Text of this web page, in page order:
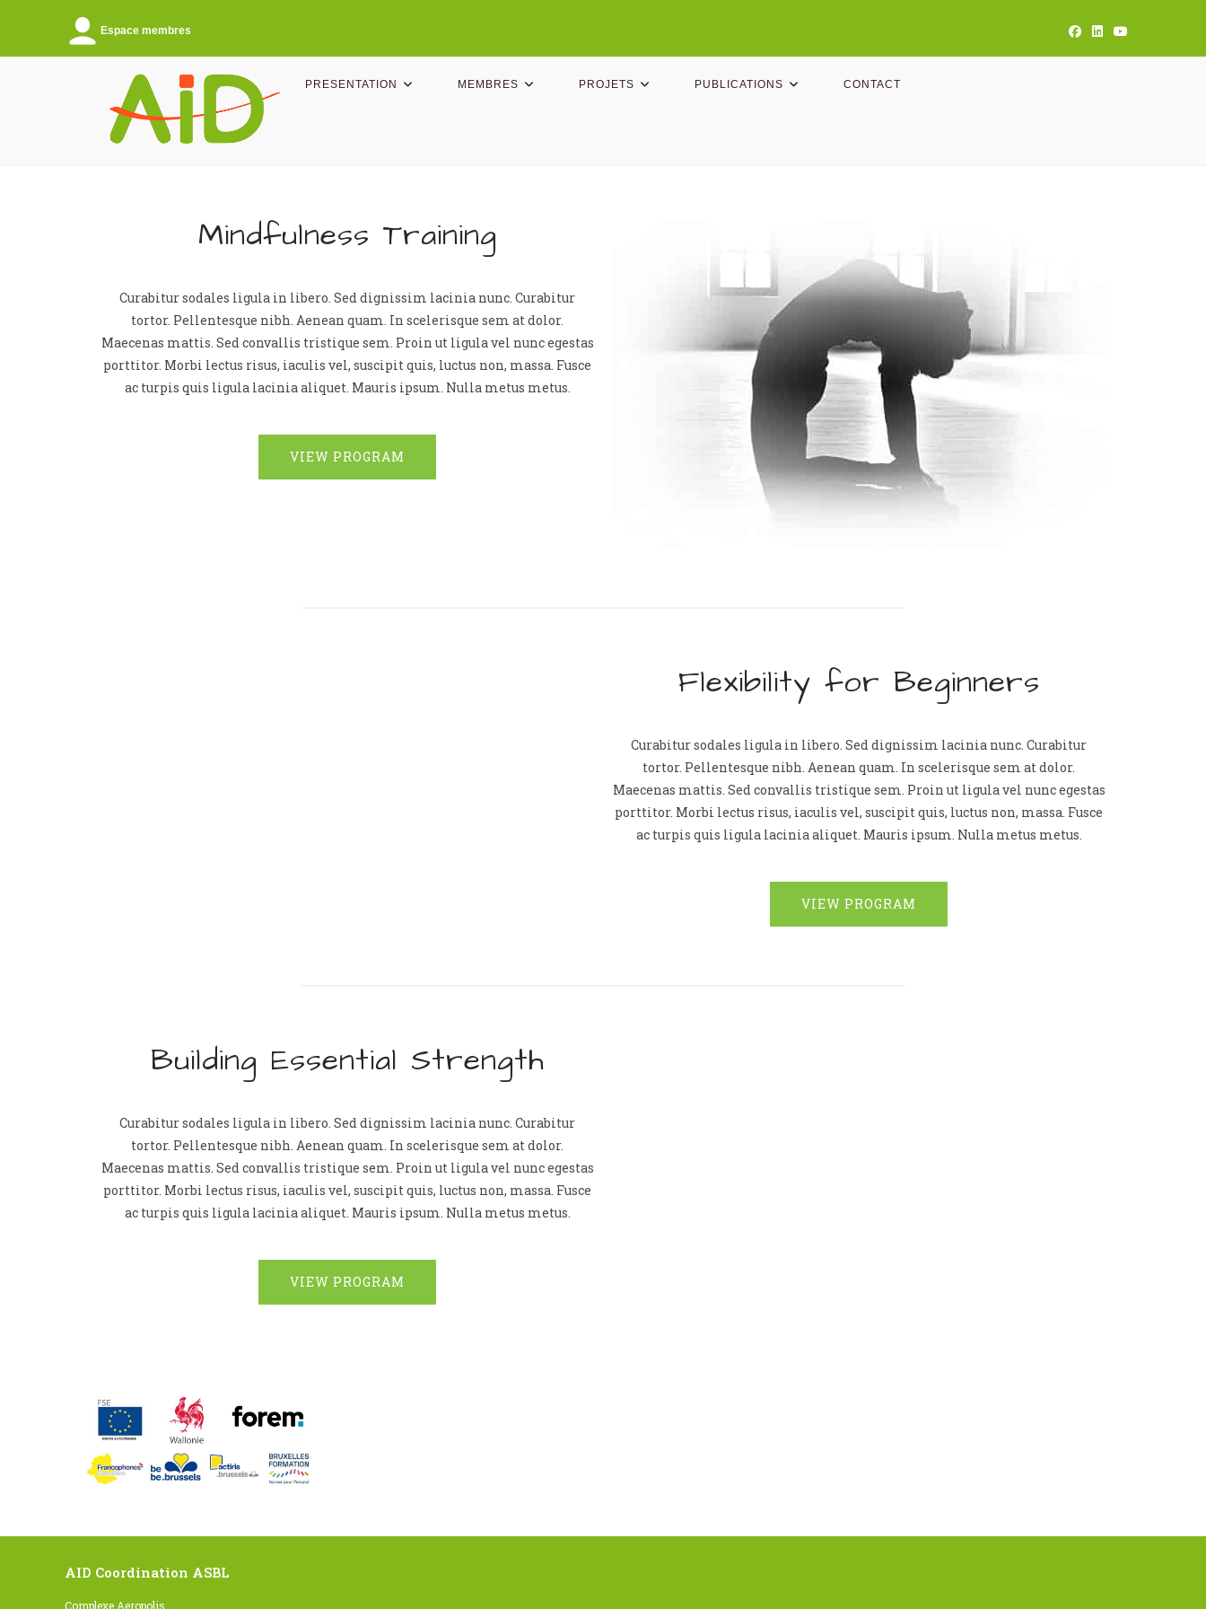
Espace membres
PRESENTATION MEMBRES PROJETS PUBLICATIONS CONTACT
Mindfulness Training
Curabitur sodales ligula in libero. Sed dignissim lacinia nunc. Curabitur
tortor. Pellentesque nibh. Aenean quam. In scelerisque sem at dolor.
Maecenas mattis. Sed convallis tristique sem. Proin ut ligula vel nunc egestas
porttitor. Morbi lectus risus, iaculis vel, suscipit quis, luctus non, massa. Fusce
ac turpis quis ligula lacinia aliquet. Mauris ipsum. Nulla metus metus.
VIEW PROGRAM
Flexibility for Beginners
Curabitur sodales ligula in libero. Sed dignissim lacinia nunc. Curabitur
tortor. Pellentesque nibh. Aenean quam. In scelerisque sem at dolor.
Maecenas mattis. Sed convallis tristique sem. Proin ut ligula vel nunc egestas
porttitor. Morbi lectus risus, iaculis vel, suscipit quis, luctus non, massa. Fusce
ac turpis quis ligula lacinia aliquet. Mauris ipsum. Nulla metus metus.
VIEW PROGRAM
Building Essential Strength
Curabitur sodales ligula in libero. Sed dignissim lacinia nunc. Curabitur
tortor. Pellentesque nibh. Aenean quam. In scelerisque sem at dolor.
Maecenas mattis. Sed convallis tristique sem. Proin ut ligula vel nunc egestas
porttitor. Morbi lectus risus, iaculis vel, suscipit quis, luctus non, massa. Fusce
ac turpis quis ligula lacinia aliquet. Mauris ipsum. Nulla metus metus.
VIEW PROGRAM
AID Coordination ASBL
Complexe Aeropolis